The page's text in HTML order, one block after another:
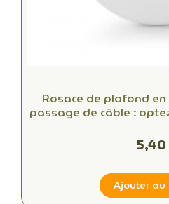
Rosace de plafond
passage de câble :
Ajouter au